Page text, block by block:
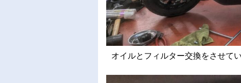
オイルとフィルター交換をさせて